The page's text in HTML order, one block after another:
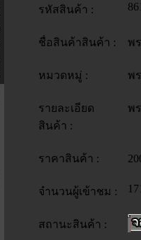
รหัสสินค้า :
ชื่อสินค้าสินค้า : พ
หมวดหมู่ : พ
รายละเอียด
สินค้า :
พ
ราคาสินค้า :
จำนวนผู้เข้าชม :
สถานะสินค้า :